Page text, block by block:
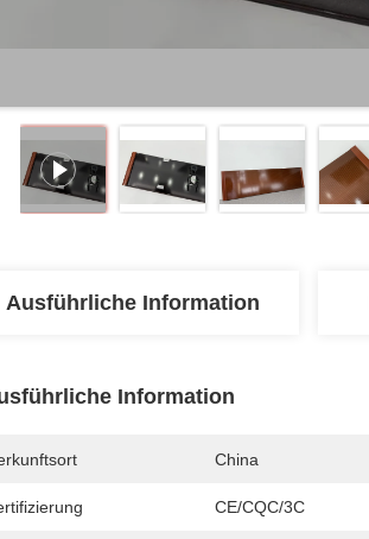
Ausführliche Information
Information
China
CE/CQC/3C